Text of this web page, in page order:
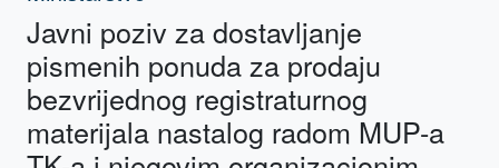
Javni poziv za dostavljanje
pismenih ponuda za prodaju
bezvrijednog registraturnog
materijala nastalog radom MUP-a